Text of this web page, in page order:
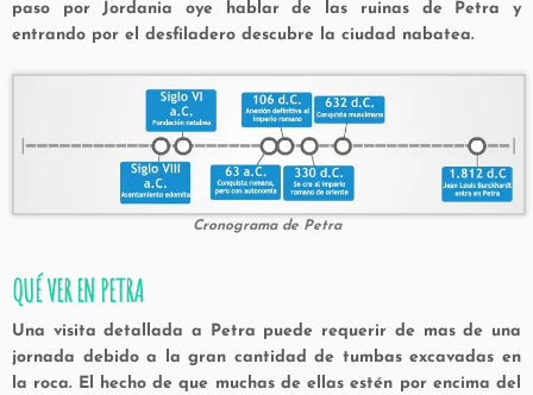
paso por Jordania oye hablar de las ruinas de Petra y
entrando por el desfiladero descubre la ciudad nabatea.
Cronograma de Petra
QUÉ VER EN PETRA
Una visita detallada a Petra puede requerir de mas de una
jornada debido a la gran cantidad de tumbas excavadas en
la roca. El hecho de que muchas de ellas estén por encima del